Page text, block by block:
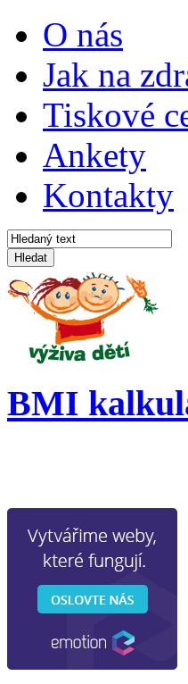
O nás
Jak na
Tiskové
Ankety
Kontakty
Hledat
BMI